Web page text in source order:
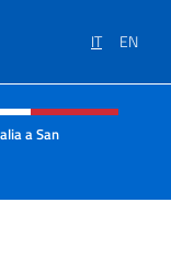
IT EN
e menù
a San